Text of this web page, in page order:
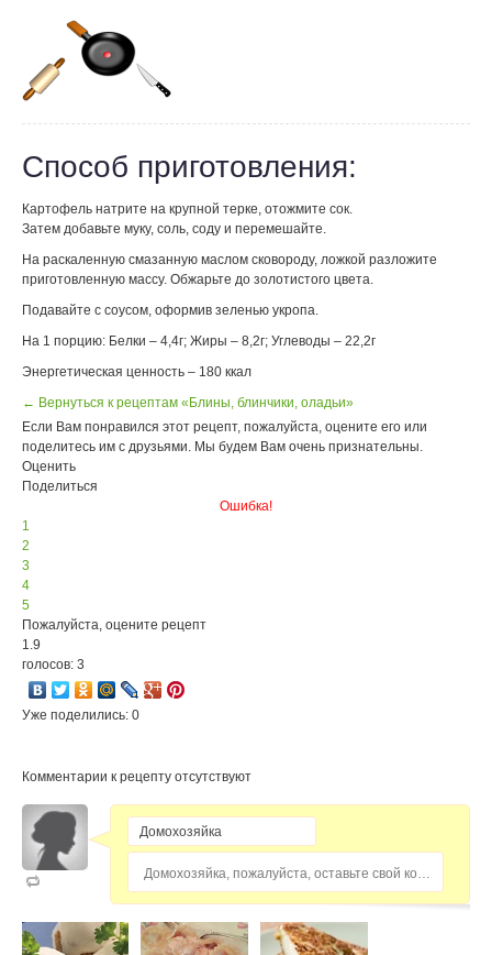
Способ приготовления:
Картофель натрите на крупной терке, отожмите сок.
Затем добавьте муку, соль, соду и перемешайте.
На раскаленную смазанную маслом сковороду, ложкой разложите
приготовленную массу. Обжарьте до золотистого цвета.
Подавайте с соусом, оформив зеленью укропа.
На 1 порцию: Белки – 4,4г; Жиры – 8,2г; Углеводы – 22,2г
Энергетическая ценность – 180 ккал
← Вернуться к рецептам «Блины, блинчики, оладьи»
Если Вам понравился этот рецепт, пожалуйста, оцените его или
поделитесь им с друзьями. Мы будем Вам очень признательны.
Оценить
Поделиться
Ошибка!
1
2
3
4
5
Пожалуйста, оцените рецепт
1.9
голосов: 3
Уже поделились: 0
Комментарии к рецепту отсутствуют
Домохозяйка, пожалуйста, оставьте свой комментарий...